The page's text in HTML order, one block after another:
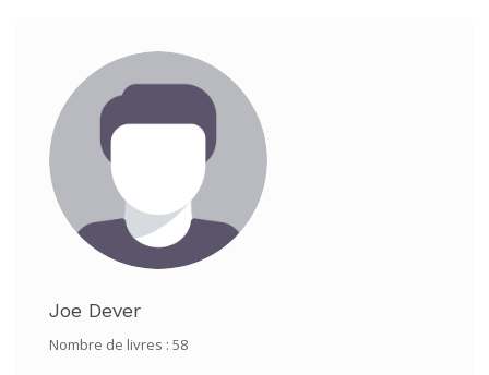
Joe Dever
Nombre de livres : 58